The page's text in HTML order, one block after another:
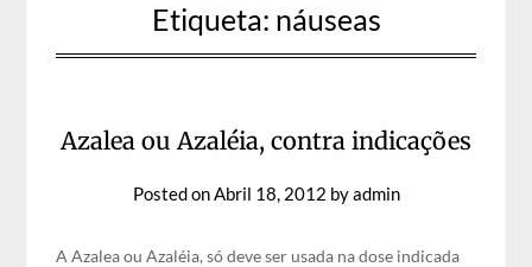
Etiqueta: náuseas
Azalea ou Azaléia, contra indicações
Posted onAbril 18, 2012 byadmin
A Azalea ou Azaléia, só deve ser usada na dose indicada